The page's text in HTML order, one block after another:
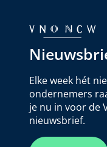
Elke week hét
ondernemers
je nu in voor de
nieuwsbrief.